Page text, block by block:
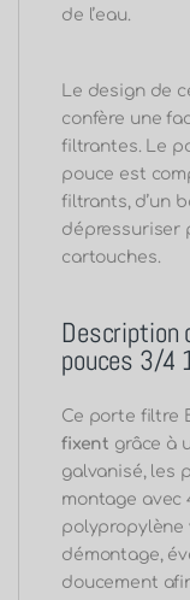
de l’eau.
Le design de
confère une
filtrantes. Le
pouce est
filtrants, d’un
dépressuriser
cartouches.
Description
pouces 3/4
Ce porte filtre
fixent grâce à
galvanisé, les
montage avec
polypropylène
démontage,
doucement